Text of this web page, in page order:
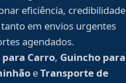
eficiência, credibilidade
em envios urgentes
agendados.
para Carro, Guincho para
eTransporte de